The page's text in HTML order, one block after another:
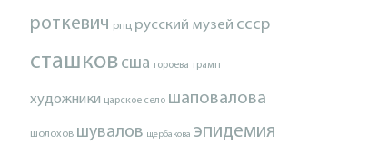
роткевич рпц русский музей ссср
сташков сша тороева трамп
художники царское село шаповалова
шолохов шувалов щербакова эпидемия